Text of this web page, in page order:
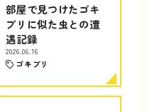
部屋で見つけたゴキ
ブリに似た虫との遭
遇記録
2026.06.16
ゴキブリ